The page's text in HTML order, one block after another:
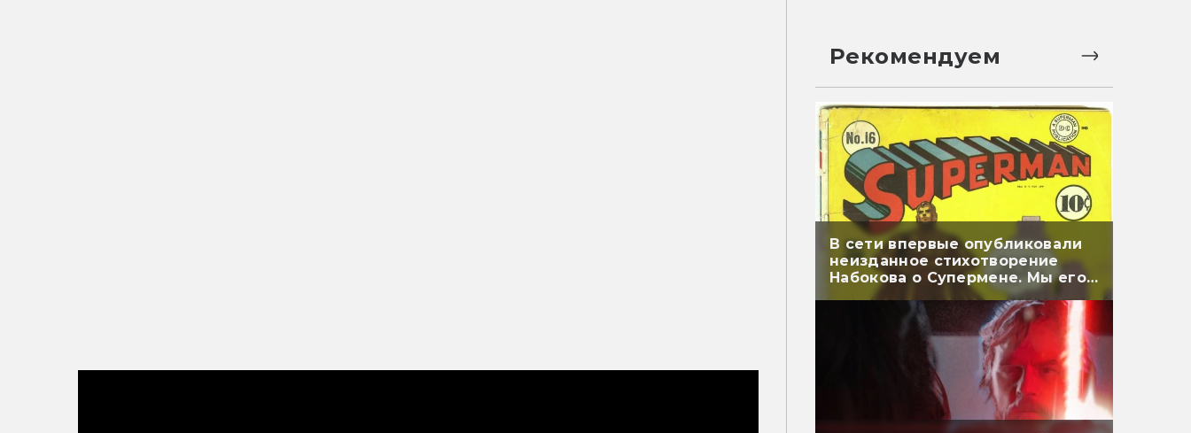
Рекомендуем
В сети впервые опубликовали
неизданное стихотворение
Набокова о Супермене. Мы его
перевели